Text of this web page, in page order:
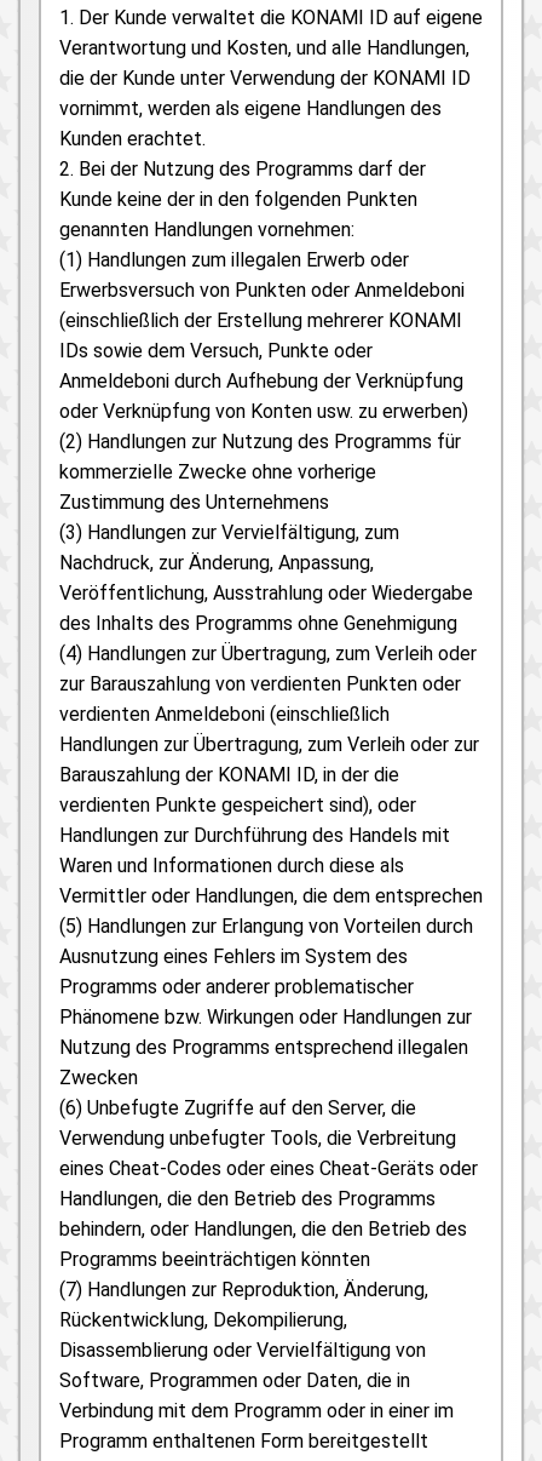
1. Der Kunde verwaltet die KONAMI ID auf eigene
Verantwortung und Kosten, und alle Handlungen,
die der Kunde unter Verwendung der KONAMI ID
vornimmt, werden als eigene Handlungen des
Kunden erachtet.
2. Bei der Nutzung des Programms darf der
Kunde keine der in den folgenden Punkten
genannten Handlungen vornehmen:
(1) Handlungen zum illegalen Erwerb oder
Erwerbsversuch von Punkten oder Anmeldeboni
(einschließlich der Erstellung mehrerer KONAMI
IDs sowie dem Versuch, Punkte oder
Anmeldeboni durch Aufhebung der Verknüpfung
oder Verknüpfung von Konten usw. zu erwerben)
(2) Handlungen zur Nutzung des Programms für
kommerzielle Zwecke ohne vorherige
Zustimmung des Unternehmens
(3) Handlungen zur Vervielfältigung, zum
Nachdruck, zur Änderung, Anpassung,
Veröffentlichung, Ausstrahlung oder Wiedergabe
des Inhalts des Programms ohne Genehmigung
(4) Handlungen zur Übertragung, zum Verleih oder
zur Barauszahlung von verdienten Punkten oder
verdienten Anmeldeboni (einschließlich
Handlungen zur Übertragung, zum Verleih oder zur
Barauszahlung der KONAMI ID, in der die
verdienten Punkte gespeichert sind), oder
Handlungen zur Durchführung des Handels mit
Waren und Informationen durch diese als
Vermittler oder Handlungen, die dem entsprechen
(5) Handlungen zur Erlangung von Vorteilen durch
Ausnutzung eines Fehlers im System des
Programms oder anderer problematischer
Phänomene bzw. Wirkungen oder Handlungen zur
Nutzung des Programms entsprechend illegalen
Zwecken
(6) Unbefugte Zugriffe auf den Server, die
Verwendung unbefugter Tools, die Verbreitung
eines Cheat-Codes oder eines Cheat-Geräts oder
Handlungen, die den Betrieb des Programms
behindern, oder Handlungen, die den Betrieb des
Programms beeinträchtigen könnten
(7) Handlungen zur Reproduktion, Änderung,
Rückentwicklung, Dekompilierung,
Disassemblierung oder Vervielfältigung von
Software, Programmen oder Daten, die in
Verbindung mit dem Programm oder in einer im
Programm enthaltenen Form bereitgestellt